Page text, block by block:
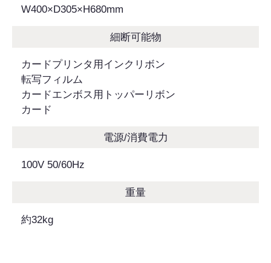
W400×D305×H680mm
細断可能物
カードプリンタ用インクリボン
転写フィルム
カードエンボス用トッパーリボン
カード
電源/消費電力
100V 50/60Hz
重量
約32kg